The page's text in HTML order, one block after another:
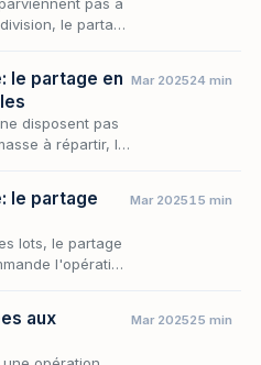
le partage
le partage en
disposent pas
à répartir, la
Mar 202524 min
le partage
lots, le partage
l'opération
Mar 202515 min
aux
Mar 202525 min